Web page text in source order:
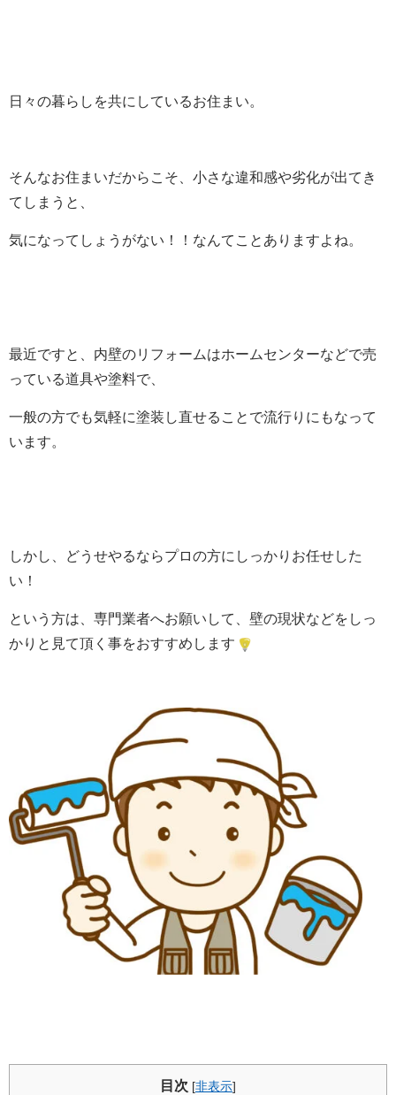
日々の暮らしを共にしているお住まい。
そんなお住まいだからこそ、小さな違和感や劣化が出てき
てしまうと、
気になってしょうがない！！なんてことありますよね。
最近ですと、内壁のリフォームはホームセンターなどで売
っている道具や塗料で、
一般の方でも気軽に塗装し直せることで流行りにもなって
います。
しかし、どうせやるならプロの方にしっかりお任せした
い！
という方は、専門業者へお願いして、壁の現状などをしっ
かりと見て頂く事をおすすめします
目次 [非表示]